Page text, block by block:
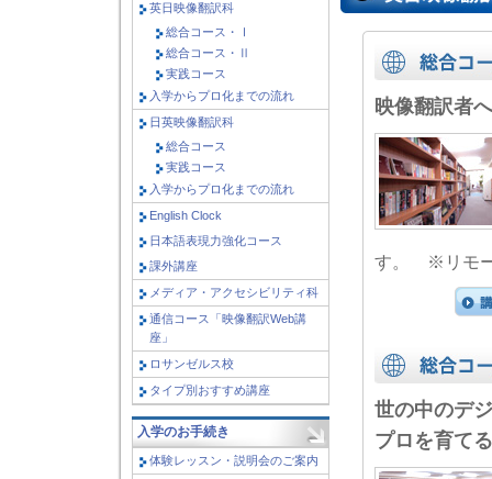
映像翻訳者
す。 ※リモ
世の中のデ
プロを育
英日映像翻訳科
総合コース・Ⅰ
総合コース・Ⅱ
実践コース
入学からプロ化までの流れ
日英映像翻訳科
総合コース
実践コース
入学からプロ化までの流れ
English Clock
日本語表現力強化コース
課外講座
メディア・アクセシビリティ科
通信コース「映像翻訳Web講
座」
ロサンゼルス校
タイプ別おすすめ講座
入学のお手続き
体験レッスン・説明会のご案内